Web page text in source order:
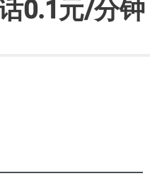
0.1元/分钟